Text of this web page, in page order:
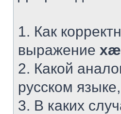
1. Как
выражение
2. Какой
русском
3. В каких